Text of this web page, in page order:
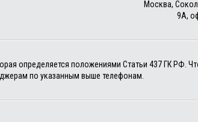
Москва,
9А,
определяется положениями Статьи 437 ГК РФ.
по указанным выше телефонам.